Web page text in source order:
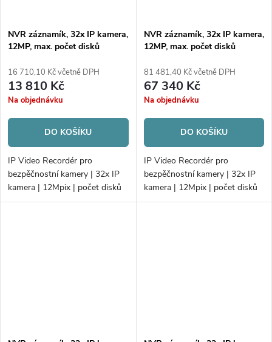
NVR záznamík, 32x IP kamera,
12MP, max. počet disků
16 710,10 Kč včetně DPH
13 810 Kč
Na objednávku
DO KOŠÍKU
IP Video Recordér pro
bezpěčnostní kamery | 32x IP
kamera | 12Mpix | počet disků
2xHDD | 256Mb/256Mb
NVR záznamík, 32x IP kamera,
12MP, max. počet disků
81 481,40 Kč včetně DPH
67 340 Kč
Na objednávku
DO KOŠÍKU
IP Video Recordér pro
bezpěčnostní kamery | 32x IP
kamera | 12Mpix | počet disků
4xHDD | AcuSense |